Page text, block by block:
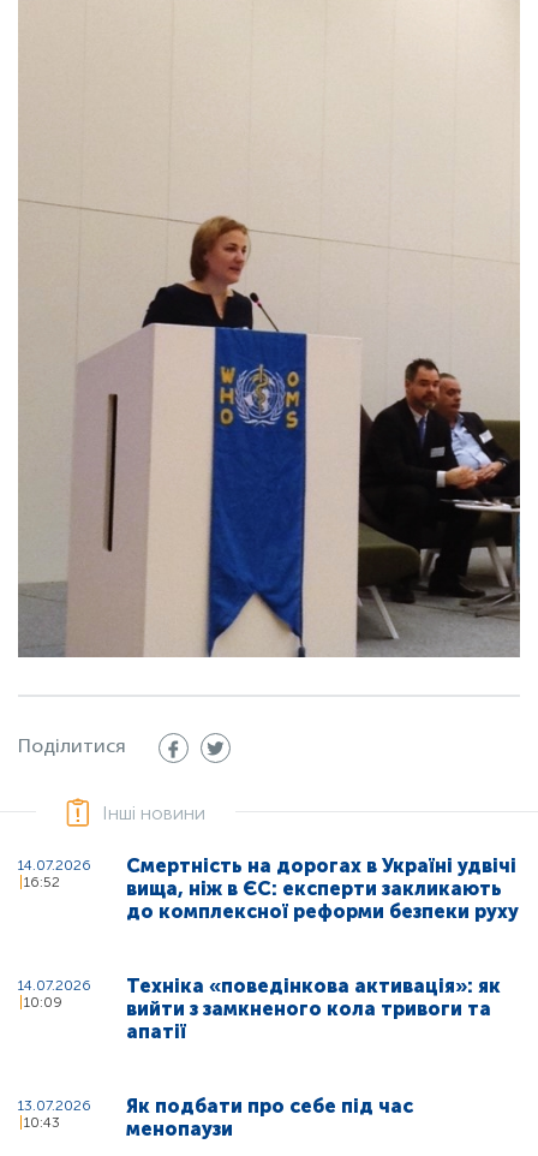
Поділитися
Інші новини
14.07.2026
16:52
Смертність на дорогах в Україні удвічі
вища, ніж в ЄС: експерти закликають
до комплексної реформи безпеки руху
14.07.2026
10:09
Техніка «поведінкова активація»: як
вийти з замкненого кола тривоги та
апатії
13.07.2026
10:43
Як подбати про себе під час
менопаузи